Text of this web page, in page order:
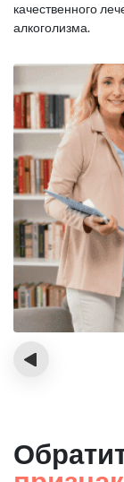
качественного
алкоголизма.
‹